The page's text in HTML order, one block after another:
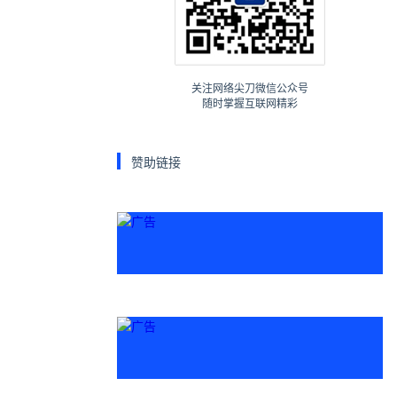
关注网络尖刀微信公众号
随时掌握互联网精彩
赞助链接